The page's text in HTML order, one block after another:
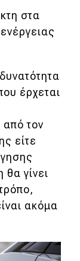
στα
έρχεται
από τον
είτε
γίνει
ακόμα